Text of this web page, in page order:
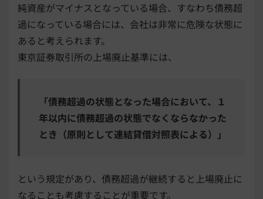
純資産がマイナスとなっている場合、すなわち債務超
過になっている場合には、会社は非常に危険な状態に
あると考えられます。
東京証券取引所の上場廃止基準には、
「債務超過の状態となった場合において、１
年以内に債務超過の状態でなくならなかった
とき（原則として連結貸借対照表による）」
という規定があり、債務超過が継続すると上場廃止に
なることも考慮することが重要です。